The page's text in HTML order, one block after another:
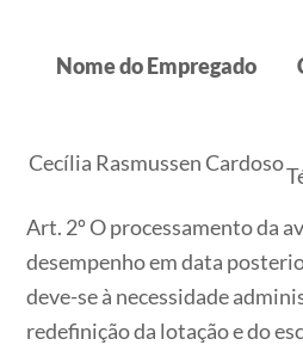
Nome do Empregado
Cecília Rasmussen Cardoso
Art. 2º O processamento da
desempenho em data
deve-se à necessidade
redefinição da lotação e do